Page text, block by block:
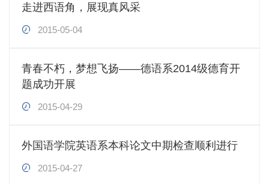
走进西语角，展现真风采
2015-05-04
青春不朽，梦想飞扬——德语系2014级德育开
题成功开展
2015-04-29
外国语学院英语系本科论文中期检查顺利进行
2015-04-27